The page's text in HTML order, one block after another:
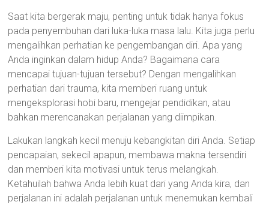
Saat kita bergerak maju, penting untuk tidak hanya fokus
pada penyembuhan dari luka-luka masa lalu. Kita juga perlu
mengalihkan perhatian ke pengembangan diri. Apa yang
Anda inginkan dalam hidup Anda? Bagaimana cara
mencapai tujuan-tujuan tersebut? Dengan mengalihkan
perhatian dari trauma, kita memberi ruang untuk
mengeksplorasi hobi baru, mengejar pendidikan, atau
bahkan merencanakan perjalanan yang diimpikan.
Lakukan langkah kecil menuju kebangkitan diri Anda. Setiap
pencapaian, sekecil apapun, membawa makna tersendiri
dan memberi kita motivasi untuk terus melangkah.
Ketahuilah bahwa Anda lebih kuat dari yang Anda kira, dan
perjalanan ini adalah perjalanan untuk menemukan kembali